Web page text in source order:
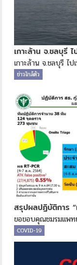
เกาะล้าน จ.ชลบุรี
เกาะล้าน จ.ชลบุรี ไป
ข่าวใกล้ตัว
สรุปผลปฏิบัติการ
ขอขอบคุณชมรมแพ
COVID-19